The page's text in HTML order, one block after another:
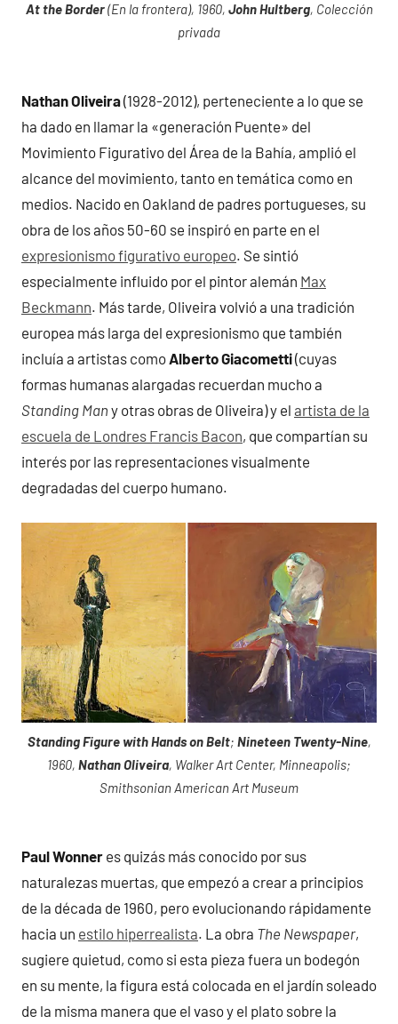
At the Border(En la frontera), 1960, John Hultberg, Colección
privada
Nathan Oliveira(1928-2012), perteneciente a lo que se
ha dado en llamar la «generación Puente» del
Movimiento Figurativo del Área de la Bahía, amplió el
alcance del movimiento, tanto en temática como en
medios. Nacido en Oakland de padres portugueses, su
obra de los años 50-60 se inspiró en parte en el
expresionismo figurativo europeo. Se sintió
especialmente influido por el pintor alemán Max
Beckmann. Más tarde, Oliveira volvió a una tradición
europea más larga del expresionismo que también
incluía a artistas como Alberto Giacometti(cuyas
formas humanas alargadas recuerdan mucho a
Standing Man y otras obras de Oliveira) y el artista de la
escuela de Londres Francis Bacon, que compartían su
interés por las representaciones visualmente
degradadas del cuerpo humano.
Standing Figure with Hands on Belt; Nineteen Twenty-Nine,
1960, Nathan Oliveira, Walker Art Center, Minneapolis;
Smithsonian American Art Museum
Paul Wonner es quizás más conocido por sus
naturalezas muertas, que empezó a crear a principios
de la década de 1960, pero evolucionando rápidamente
hacia un estilo hiperrealista. La obra The Newspaper,
sugiere quietud, como si esta pieza fuera un bodegón
en su mente, la figura está colocada en el jardín soleado
de la misma manera que el vaso y el plato sobre la